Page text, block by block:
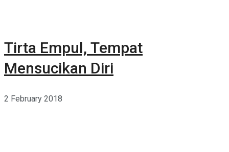
Tirta Empul, Tempat
Mensucikan Diri
2 February 2018